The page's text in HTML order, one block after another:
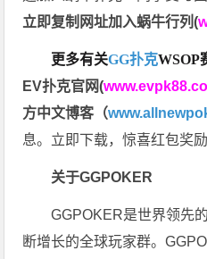
立即复制网址加入蜗牛行列(
更多有关GG扑克WSOP
EV扑克官网(
方中文博客（
息。立即下载，惊喜红包奖
关于GGPOKER
GGPOKER是世界领先
断增长的全球玩家群。